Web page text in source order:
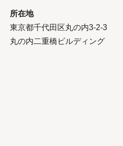
所在地
東京都千代田区丸の内3-2-3
丸の内二重橋ビルディング